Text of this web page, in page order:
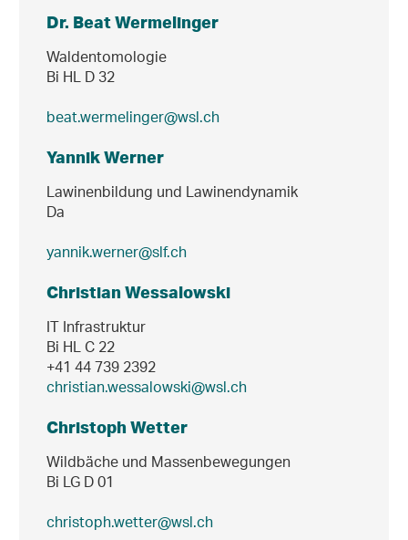
Dr. Beat Wermelinger
Waldentomologie
Bi HL D 32
beat.wermelinger@wsl.ch
Yannik Werner
Lawinenbildung und Lawinendynamik
Da
yannik.werner@slf.ch
Christian Wessalowski
IT Infrastruktur
Bi HL C 22
+41 44 739 2392
christian.wessalowski@wsl.ch
Christoph Wetter
Wildbäche und Massenbewegungen
Bi LG D 01
christoph.wetter@wsl.ch